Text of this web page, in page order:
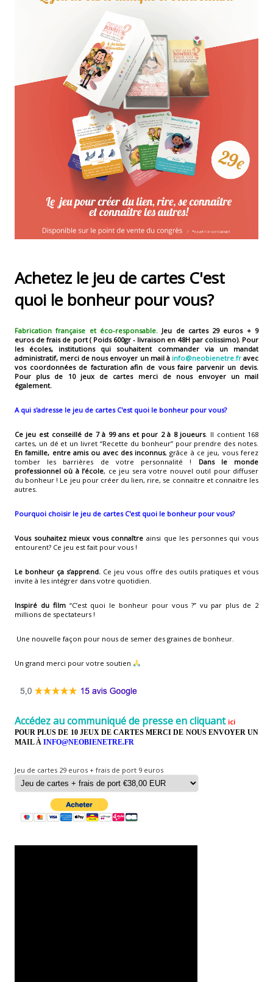
Achetez le jeu de cartes C'est
quoi le bonheur pour vous?
Fabrication française et éco-responsable.Jeu de cartes 29 euros + 9
euros de frais de port ( Poids 600gr - livraison en 48H par colissimo). Pour
les écoles, institutions qui souhaitent commander via un mandat
administratif, merci de nous envoyer un mail à info@neobienetre.fravec
vos coordonnées de facturation afin de vous faire parvenir un devis.
Pour plus de 10 jeux de cartes merci de nous envoyer un mail
également.
A qui s'adresse le jeu de cartes C'est quoi le bonheur pour vous?
Ce jeu est conseillé de 7 à 99 ans et pour 2 à 8 joueurs. Il contient 168
cartes, un dé et un livret “Recette du bonheur” pour prendre des notes.
En famille, entre amis ou avec des inconnus, grâce à ce jeu, vous ferez
tomber les barrières de votre personnalité ! Dans le monde
professionnel où à l’école, ce jeu sera votre nouvel outil pour diffuser
du bonheur ! Le jeu pour créer du lien, rire, se connaitre et connaitre les
autres.
Pourquoi choisir le jeu de cartes C'est quoi le bonheur pour vous?
Vous souhaitez mieux vous connaître ainsi que les personnes qui vous
entourent? Ce jeu est fait pour vous !
Le bonheur ça s’apprend. Ce jeu vous offre des outils pratiques et vous
invite à les intégrer dans votre quotidien.
Inspiré du film“C’est quoi le bonheur pour vous ?” vu par plus de 2
millions de spectateurs !
Une nouvelle façon pour nous de semer des graines de bonheur.
Un grand merci pour votre soutien
Accédez au communiqué de presse en cliquant ici
POUR PLUS DE 10 JEUX DE CARTES MERCI DE NOUS ENVOYER UN
MAIL À INFO@NEOBIENETRE.FR
Jeu de cartes 29 euros + frais de port 9 euros